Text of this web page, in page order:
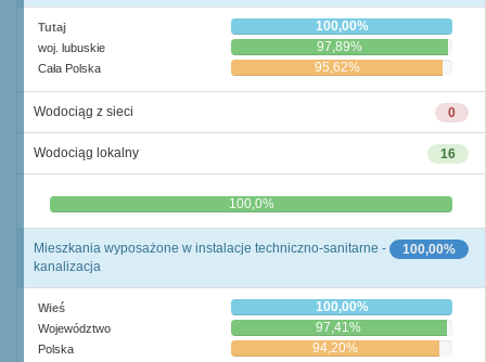
Tutaj 100,00%
woj. lubuskie 97,89%
Cała Polska 95,62%
0
Wodociąg z sieci
16
Wodociąg lokalny
0,0% 100,0%
100,00%
Mieszkania wyposażone w instalacje techniczno-sanitarne -
kanalizacja
Wieś 100,00%
Województwo 97,41%
Polska 94,20%